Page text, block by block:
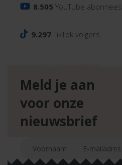
8.505 YouTube abonnees
9.297 TikTok volgers
Meld je aan
voor onze
nieuwsbrief